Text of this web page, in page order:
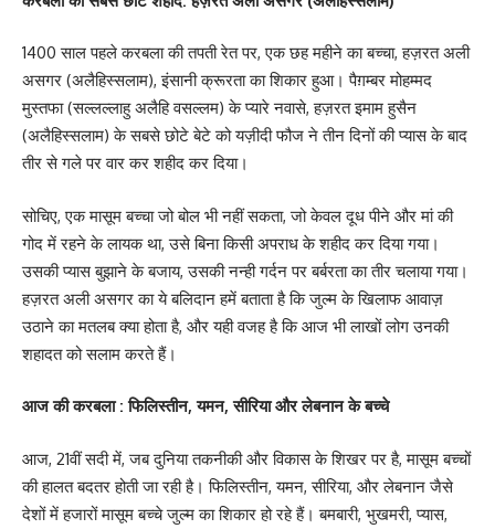
1400 साल पहले करबला की तपती रेत पर, एक छह महीने का बच्चा, हज़रत अली
असगर (अलैहिस्सलाम), इंसानी क्रूरता का शिकार हुआ। पैग़म्बर मोहम्मद
मुस्तफा (सल्लल्लाहु अलैहि वसल्लम) के प्यारे नवासे, हज़रत इमाम हुसैन
(अलैहिस्सलाम) के सबसे छोटे बेटे को यज़ीदी फौज ने तीन दिनों की प्यास के बाद
तीर से गले पर वार कर शहीद कर दिया।
सोचिए, एक मासूम बच्चा जो बोल भी नहीं सकता, जो केवल दूध पीने और मां की
गोद में रहने के लायक था, उसे बिना किसी अपराध के शहीद कर दिया गया।
उसकी प्यास बुझाने के बजाय, उसकी नन्ही गर्दन पर बर्बरता का तीर चलाया गया।
हज़रत अली असगर का ये बलिदान हमें बताता है कि जुल्म के खिलाफ आवाज़
उठाने का मतलब क्या होता है, और यही वजह है कि आज भी लाखों लोग उनकी
शहादत को सलाम करते हैं।
आज की करबला : फिलिस्तीन, यमन, सीरिया और लेबनान के बच्चे
आज, 21वीं सदी में, जब दुनिया तकनीकी और विकास के शिखर पर है, मासूम बच्चों
की हालत बदतर होती जा रही है। फिलिस्तीन, यमन, सीरिया, और लेबनान जैसे
देशों में हजारों मासूम बच्चे जुल्म का शिकार हो रहे हैं। बमबारी, भुखमरी, प्यास,